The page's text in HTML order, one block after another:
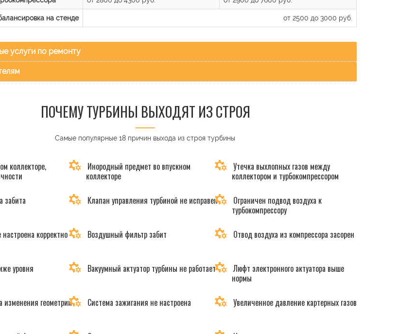
на стенде от 2500 до 3000 руб.
услуги по ремонту
ПОЧЕМУ ТУРБИНЫ ВЫХОДЯТ ИЗ СТРОЯ
Самые популярные 18 причин выхода из строя турбины
коллекторе,
Инородный предмет во впускном
коллекторе
Утечка выхлопных газов между
коллектором и турбокомпрессором
забита Клапан управления турбиной не исправен
Ограничен подвод воздуха к
турбокомпрессору
корректно Воздушный фильтр забит Отвод воздуха из компрессора засорен
уровня Вакуумный актуатор турбины не работает
Люфт электронного актуатора выше
нормы
изменения геометрии
Система зажигания не настроена Увеличенное давление картерных газов